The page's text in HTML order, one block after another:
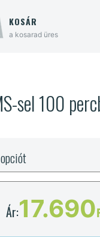
kosár
a kosarad üres
sel 100
Ár:17.690